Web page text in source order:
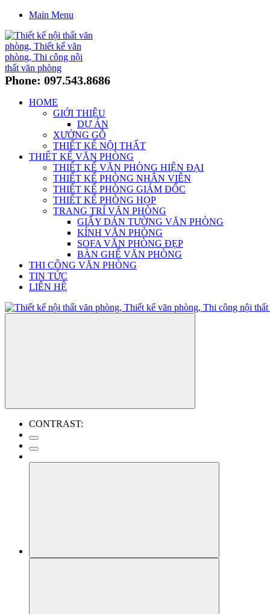
Main Menu
Phone: 097.543.8686
HOME
GIỚI THIỆU
DỰ ÁN
XƯỞNG GỖ
THIẾT KẾ NỘI THẤT
THIẾT KẾ VĂN PHÒNG
THIẾT KẾ VĂN PHÒNG HIỆN ĐẠI
THIẾT KẾ PHÒNG NHÂN VIÊN
THIẾT KẾ PHÒNG GIÁM ĐỐC
THIẾT KẾ PHÒNG HỌP
TRANG TRÍ VĂN PHÒNG
GIẤY DÁN TƯỜNG VĂN PHÒNG
KÍNH VĂN PHÒNG
SOFA VĂN PHÒNG ĐẸP
BÀN GHẾ VĂN PHÒNG
THI CÔNG VĂN PHÒNG
TIN TỨC
LIÊN HỆ
CONTRAST: